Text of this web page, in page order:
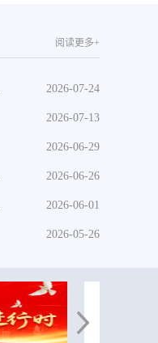
阅读更多+
2026-07-24
2026-07-13
2026-06-29
2026-06-26
2026-06-01
2026-05-26